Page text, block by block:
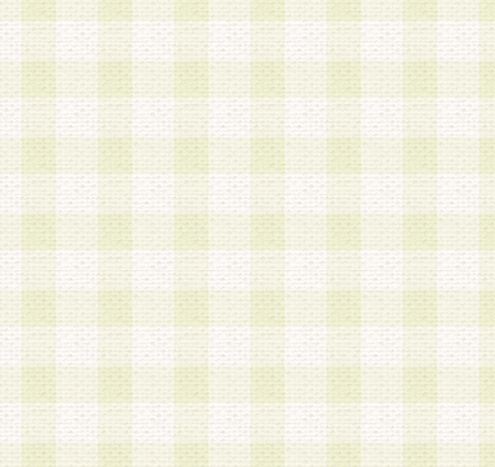
a.既に登録されている会員と同一のメールアドレ
録する場合
b.本サービスと同様のサービスを提供している企
業に従事していると思われる本人またはその家族
場合
c.その他当社が不適切と判断する場合
2.当社は、会員登録希望者を会員として承認する
した 場合、会員登録希望者による会員登録手続
による承認後の場合であっても、会員登録の取り
の抹消を、当社が適切と判 断する方法・手段に
とができるものとします。
3.会員登録希望者が18歳未満、成年被後見人、被
人 である場合は、親権者などの法定代理人の同
録を行うものとします。なお、義務教育学齢に該
者については、登録時に 当社が別途定める方法